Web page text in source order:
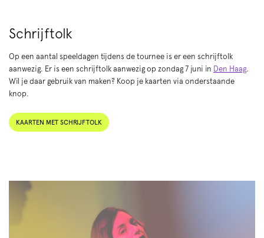
Schrijftolk
Op een aantal speeldagen tijdens de tournee is er een schrijftolk
aanwezig. Er is een schrijftolk aanwezig op zondag 7 juni in Den Haag.
Wil je daar gebruik van maken? Koop je kaarten via onderstaande
knop.
KAARTEN MET SCHRIJFTOLK